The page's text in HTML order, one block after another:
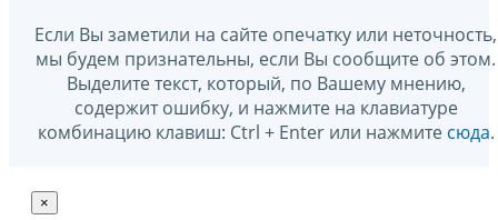
Если Вы заметили на сайте опечатку или неточность,
мы будем признательны, если Вы сообщите об этом.
Выделите текст, который, по Вашему мнению,
содержит ошибку, и нажмите на клавиатуре
комбинацию клавиш: Ctrl + Enter или нажмите сюда.
×